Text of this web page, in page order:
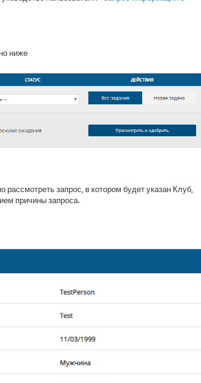
ниже
запрос, в котором будет указан Клуб,
причины запроса.